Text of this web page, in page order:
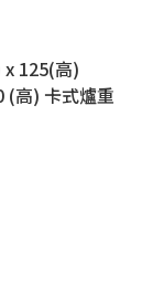
125(高)
(高) 卡式爐重